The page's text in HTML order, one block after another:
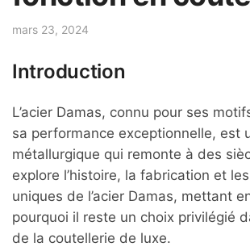
mars 23, 2024
Introduction
L’acier Damas, connu pour ses
sa performance exceptionnelle, est
métallurgique qui remonte à des
explore l’histoire, la fabrication et
uniques de l’acier Damas, mettant
pourquoi il reste un choix privilégié
de la coutellerie de luxe.